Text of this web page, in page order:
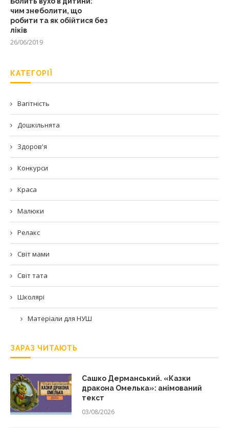
чим знеболити, що
робити та як обійтися без
ліків
26/06/2019
КАТЕГОРІЇ
Вагітність
Дошкільнята
Здоров'я
Конкурси
Краса
Малюки
Релакс
Світ мами
Світ тата
Школярі
Матеріали для НУШ
ЗАРАЗ ЧИТАЮТЬ
Сашко Дерманський. «Казки
дракона Омелька»: анімований
текст
03/08/2026